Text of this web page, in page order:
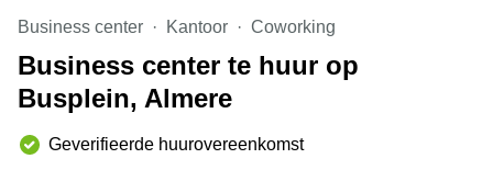
in Arnhem
Coworking
Hilversum
Business center Kantoor Coworking
Business center te huur op
Busplein, Almere
Geverifieerde huurovereenkomst